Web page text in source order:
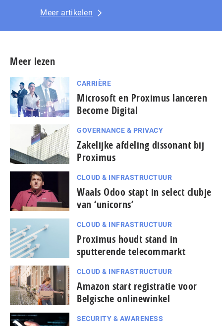
Meer artikelen
Meer lezen
CARRIÈRE
Microsoft en Proximus lanceren
Become Digital
GOVERNANCE & PRIVACY
Zakelijke afdeling dissonant bij
Proximus
CLOUD & INFRASTRUCTUUR
Waals Odoo stapt in select clubje
van ‘unicorns’
CLOUD & INFRASTRUCTUUR
Proximus houdt stand in
sputterende telecommarkt
CLOUD & INFRASTRUCTUUR
Amazon start registratie voor
Belgische onlinewinkel
SECURITY & AWARENESS